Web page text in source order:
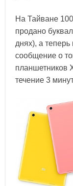
На Тайване
продано
днях), а
сообщение о
планшетников
течение 3